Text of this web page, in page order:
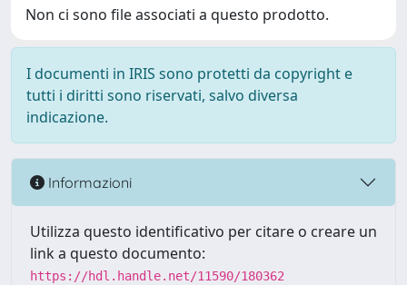
Non ci sono file associati a questo prodotto.
I documenti in IRIS sono protetti da copyright e
tutti i diritti sono riservati, salvo diversa
indicazione.
Informazioni
Utilizza questo identificativo per citare o creare un
link a questo documento:
https://hdl.handle.net/11590/180362